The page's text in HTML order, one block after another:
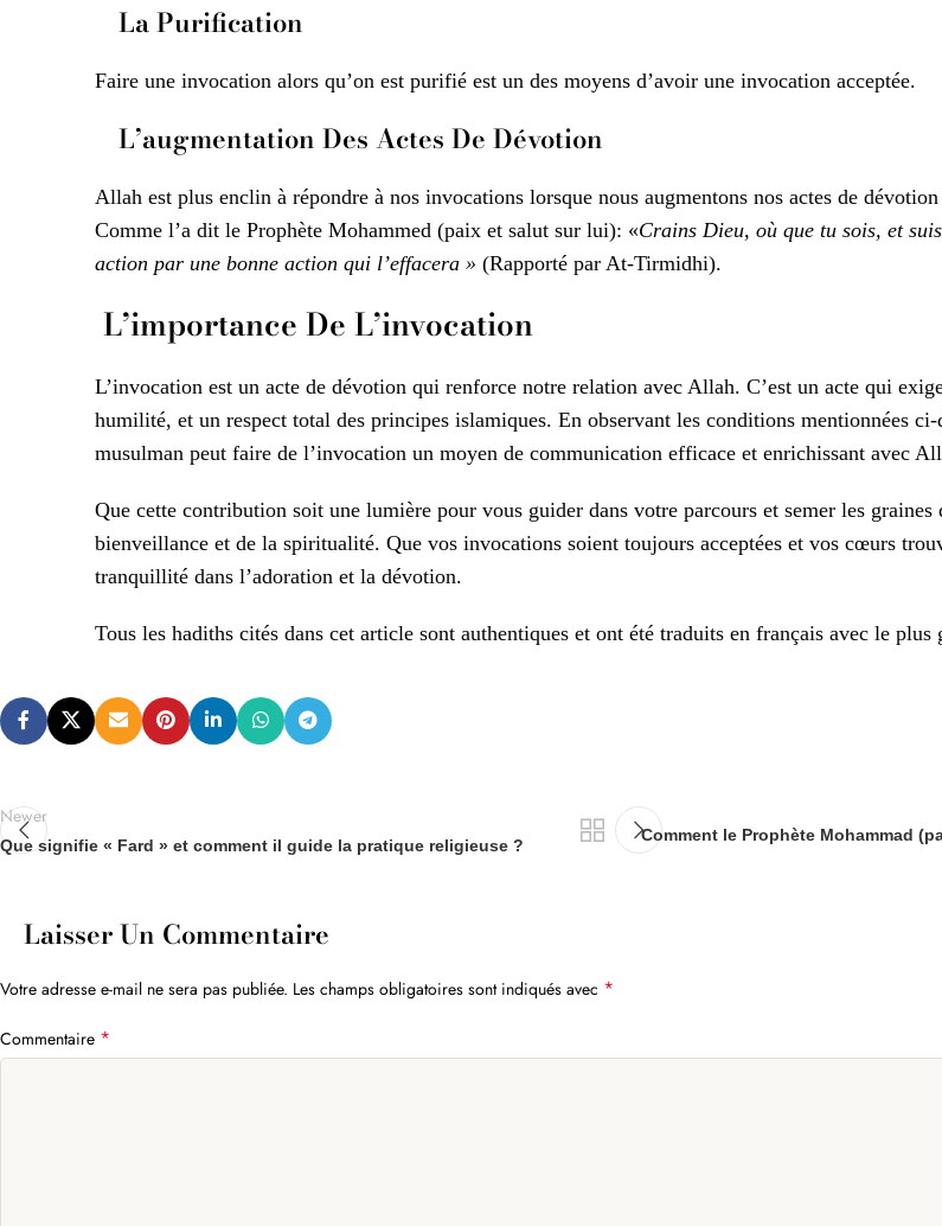
La Purification
Faire une invocation alors qu’on est purifié est un des moyens d’avoir une invocation acceptée.
L’augmentation Des Actes De Dévotion
Allah est plus enclin à répondre à nos invocations lorsque nous augmentons nos actes de
Comme l’a dit le Prophète Mohammed (paix et salut sur lui): «Crains Dieu, où que tu sois, et
action par une bonne action qui l’effacera » (Rapporté par At-Tirmidhi).
L’importance De L’invocation
L’invocation est un acte de dévotion qui renforce notre relation avec Allah. C’est un acte qui
humilité, et un respect total des principes islamiques. En observant les conditions mentionnées ci-
musulman peut faire de l’invocation un moyen de communication efficace et enrichissant avec
Que cette contribution soit une lumière pour vous guider dans votre parcours et semer les graines
bienveillance et de la spiritualité. Que vos invocations soient toujours acceptées et vos cœurs
tranquillité dans l’adoration et la dévotion.
Tous les hadiths cités dans cet article sont authentiques et ont été traduits en français avec le plus
Newer
Que signifie « Fard » et comment il guide la pratique religieuse ?
Comment le Prophète Mohammad
Laisser Un Commentaire
Votre adresse e-mail ne sera pas publiée. Les champs obligatoires sont indiqués avec *
Commentaire *